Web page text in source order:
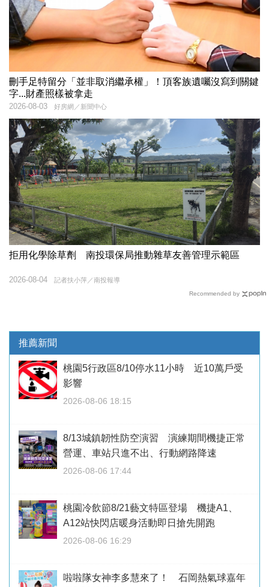
刪手足特留分「並非取消繼承權」！頂客族遺囑沒寫到關鍵
字...財產照樣被拿走
好房網／新聞中心
2026-08-03
拒用化學除草劑 南投環保局推動雜草友善管理示範區
記者扶小萍／南投報導
2026-08-04
Recommended by
推薦新聞
桃園5行政區8/10停水11小時 近10萬戶受
影響
2026-08-06 18:15
8/13城鎮韌性防空演習 演練期間機捷正常
營運、車站只進不出、行動網路降速
2026-08-06 17:44
桃園冷飲節8/21藝文特區登場 機捷A1、
A12站快閃店暖身活動即日搶先開跑
2026-08-06 16:29
啦啦隊女神李多慧來了！ 石岡熱氣球嘉年